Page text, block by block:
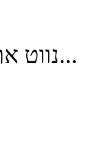
נווט את האניה שלך דרך...